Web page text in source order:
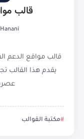
قالب
قالب مواقع الدعم
يقدم هذا القالب
مكتبة القوالب